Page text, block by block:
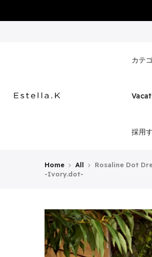
カテ
採用
Home All
Rosaline Dot
-Ivory.dot-